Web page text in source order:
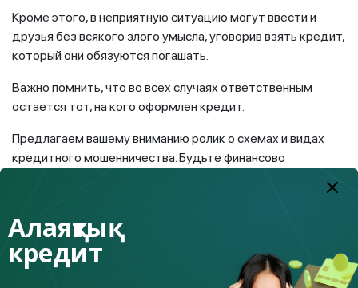
Кроме этого, в неприятную ситуацию могут ввести и
друзья без всякого злого умысла, уговорив взять кредит,
который они обязуются погашать.
Важно помнить, что во всех случаях ответственным
остается тот, на кого оформлен кредит.
Предлагаем вашему вниманию ролик о схемах и видах
кредитного мошенничества. Будьте финансово
Читайте нас в других социальных сетях:
Facebook https://web.facebook.com/fingramotaka...
Instagramhttps://www.instagram.com/fingramota.kz/
Алаяқтық
кредит